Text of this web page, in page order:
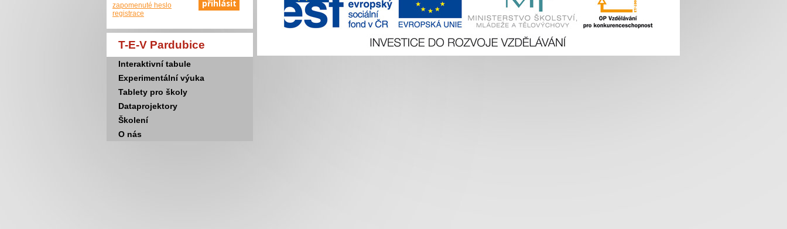
zapomenuté heslo
registrace
T-E-V Pardubice
Interaktivní tabule
Experimentální výuka
Tablety pro školy
Dataprojektory
Školení
O nás